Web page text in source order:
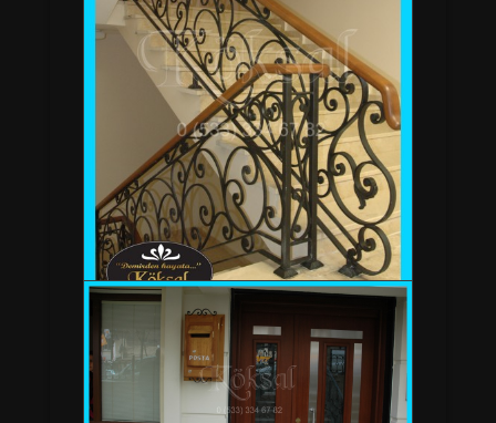
BAHÇE GİRİŞ KAPISI - TULİP A 35 SERKAN
BEY